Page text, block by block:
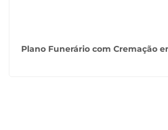
Plano Funerário com Cremação